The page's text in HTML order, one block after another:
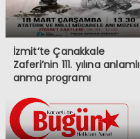
İzmit’te Çanakkale
Zaferi’nin 111. yılına anlamlı
anma programı